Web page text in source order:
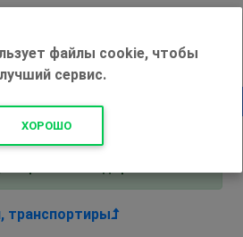
+500 ₽
магазин работает по
транспортиры
файлы cookie, чтобы
сервис.
ХОРОШО